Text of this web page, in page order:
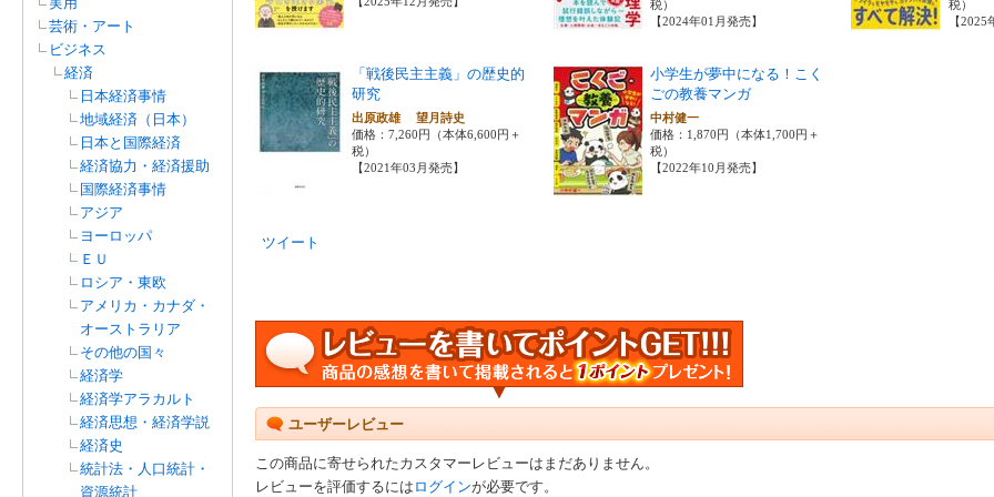
芸術・アート
ビジネス
経済
日本経済事情
地域経済（日本）
日本と国際経済
経済協力・経済援助
国際経済事情
アジア
ヨーロッパ
ＥＵ
ロシア・東欧
アメリカ・カナダ・
オーストラリア
その他の国々
経済学
経済学アラカルト
経済思想・経済学説
経済史
統計法・人口統計・
資源統計
税）
【2024年01月発売】
税）
【2025
「戦後民主主義」の歴史的
研究
出原政雄 望月詩史
価格：7,260円（本体6,600円＋
税）
【2021年03月発売】
小学生が夢中になる！こく
ごの教養マンガ
中村健一
価格：1,870円（本体1,700円＋
税）
【2022年10月発売】
ツイート
ユーザーレビュー
この商品に寄せられたカスタマーレビューはまだありません。
レビューを評価するには ログインが必要です。